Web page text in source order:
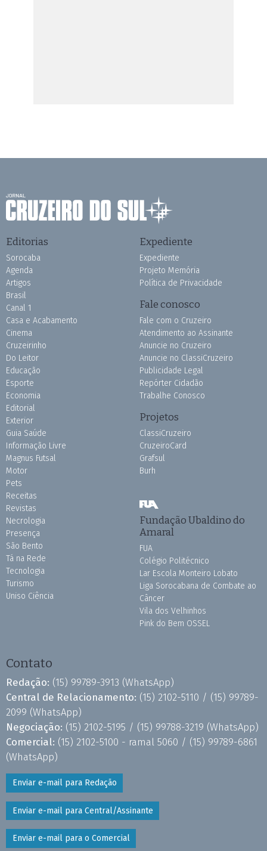
Editorias
Sorocaba
Agenda
Artigos
Brasil
Canal 1
Casa e Acabamento
Cinema
Cruzeirinho
Do Leitor
Educação
Esporte
Economia
Editorial
Exterior
Guia Saúde
Informação Livre
Magnus Futsal
Motor
Pets
Receitas
Revistas
Necrologia
Presença
São Bento
Tá na Rede
Tecnologia
Turismo
Uniso Ciência
Expediente
Expediente
Projeto Memória
Política de Privacidade
Fale conosco
Fale com o Cruzeiro
Atendimento ao Assinante
Anuncie no Cruzeiro
Anuncie no ClassiCruzeiro
Publicidade Legal
Repórter Cidadão
Trabalhe Conosco
Projetos
ClassiCruzeiro
CruzeiroCard
Grafsul
Burh
Fundação Ubaldino do
Amaral
FUA
Colégio Politécnico
Lar Escola Monteiro Lobato
Liga Sorocabana de Combate ao
Câncer
Vila dos Velhinhos
Pink do Bem OSSEL
Contato
Redação: (15) 99789-3913 (WhatsApp)
Central de Relacionamento: (15) 2102-5110 / (15) 99789-
2099 (WhatsApp)
Negociação: (15) 2102-5195 / (15) 99788-3219 (WhatsApp)
Comercial: (15) 2102-5100 - ramal 5060 / (15) 99789-6861
(WhatsApp)
Enviar e-mail para Redação
Enviar e-mail para Central/Assinante
Enviar e-mail para o Comercial